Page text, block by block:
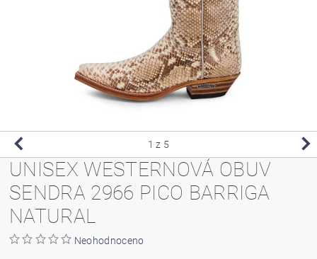
1 z 5
UNISEX WESTERNOVÁ OBUV
SENDRA 2966 PICO BARRIGA
NATURAL
Neohodnoceno